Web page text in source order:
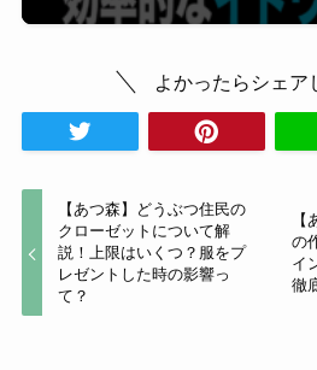
よかったらシェア
【あつ森】どうぶつ住民の
クローゼットについて解
説！上限はいくつ？服をプ
レゼントした時の影響っ
て？
の
イ
徹